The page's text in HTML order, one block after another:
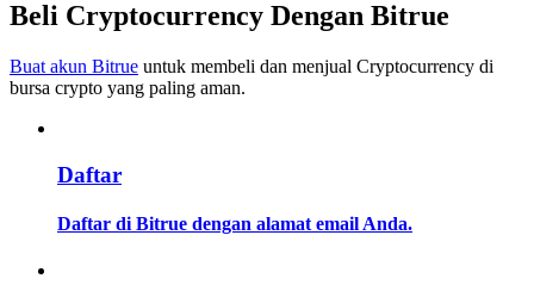
Memandu
Panduan Pemula Berjangka
Beli Cryptocurrency Dengan Bitrue
Buat akun Bitrue untuk membeli dan menjual Cryptocurrency di
bursa crypto yang paling aman.
Daftar
Daftar di Bitrue dengan alamat email Anda.